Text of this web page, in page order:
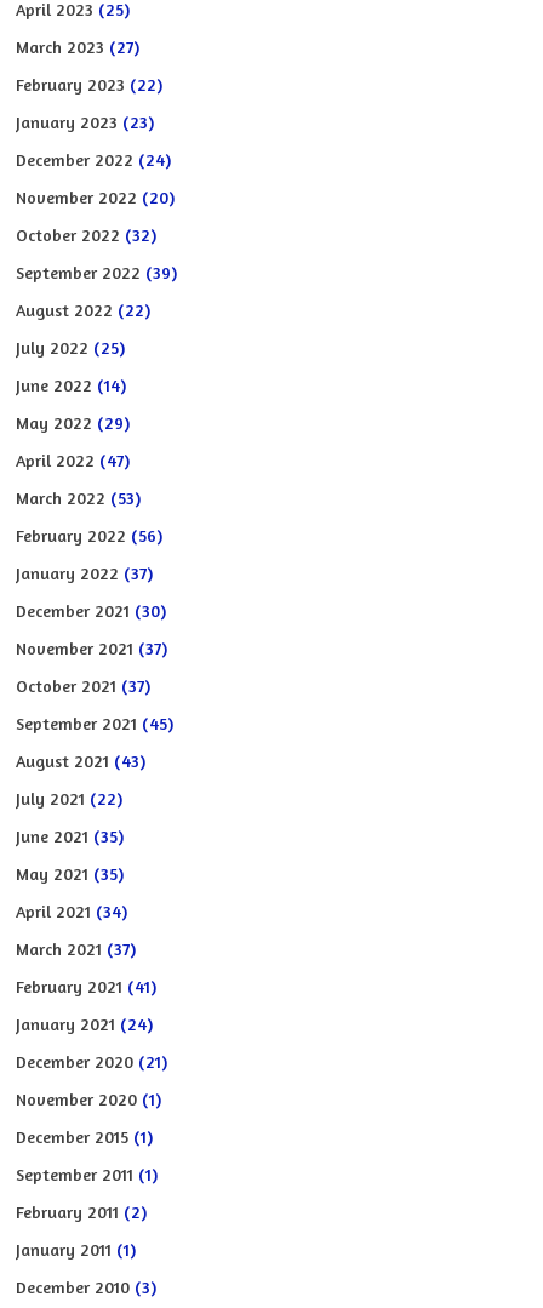
April 2023 (25)
March 2023 (27)
February 2023 (22)
January 2023 (23)
December 2022 (24)
November 2022 (20)
October 2022 (32)
September 2022 (39)
August 2022 (22)
July 2022 (25)
June 2022 (14)
May 2022 (29)
April 2022 (47)
March 2022 (53)
February 2022 (56)
January 2022 (37)
December 2021 (30)
November 2021 (37)
October 2021 (37)
September 2021 (45)
August 2021 (43)
July 2021 (22)
June 2021 (35)
May 2021 (35)
April 2021 (34)
March 2021 (37)
February 2021 (41)
January 2021 (24)
December 2020 (21)
November 2020 (1)
December 2015 (1)
September 2011 (1)
February 2011 (2)
January 2011 (1)
December 2010 (3)